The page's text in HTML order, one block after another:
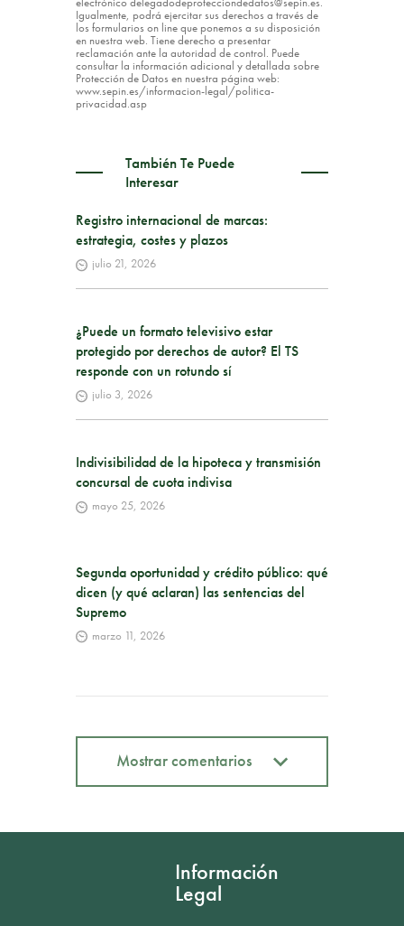
Igualmente, podrá ejercitar sus derechos a través de
los formularios on line que ponemos a su disposición
en nuestra web. Tiene derecho a presentar
reclamación ante la autoridad de control. Puede
consultar la información adicional y detallada sobre
Protección de Datos en nuestra página web:
www.sepin.es/informacion-legal/politica-
privacidad.asp
También Te Puede
Interesar
Registro internacional de marcas:
estrategia, costes y plazos
julio 21, 2026
¿Puede un formato televisivo estar
protegido por derechos de autor? El TS
responde con un rotundo sí
julio 3, 2026
Indivisibilidad de la hipoteca y transmisión
concursal de cuota indivisa
mayo 25, 2026
Segunda oportunidad y crédito público: qué
dicen (y qué aclaran) las sentencias del
Supremo
marzo 11, 2026
Mostrar comentarios
Información
Legal